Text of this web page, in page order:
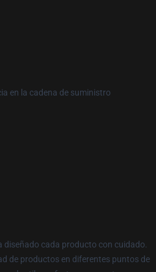
en la cadena de suministro
diseñado cada producto con cuidado.
de productos en diferentes puntos de